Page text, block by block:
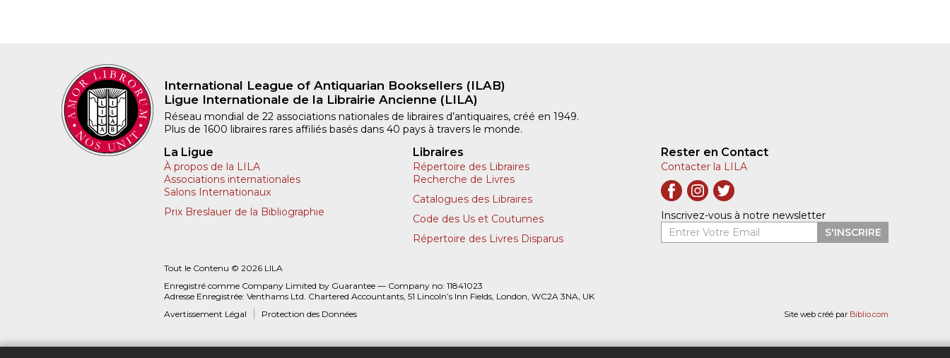
International League of Antiquarian Booksellers (ILAB)
Ligue Internationale de la Librairie Ancienne (LILA)
Réseau mondial de 22 associations nationales de libraires d’antiquaires, créé en 1949.
Plus de 1600 libraires rares affiliés basés dans 40 pays à travers le monde.
La Ligue
À propos de la LILA
Associations internationales
Salons Internationaux
Prix Breslauer de la Bibliographie
Libraires
Répertoire des Libraires
Recherche de Livres
Catalogues des Libraires
Code des Us et Coutumes
Répertoire des Livres Disparus
Rester en Contact
Contacter la LILA
Inscrivez-vous à notre newsletter
Entrer Votre Email
S'INSCRIRE
Tout le Contenu © 2026 LILA
Enregistré comme Company Limited by Guarantee — Company no: 11841023
Adresse Enregistrée: Venthams Ltd. Chartered Accountants, 51 Lincoln’s Inn Fields, London, WC2A 3NA, UK
Avertissement Légal
Protection des Données Site web créé par Biblio.com